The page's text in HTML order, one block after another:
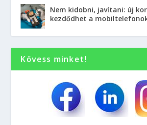
Nem kidobni, javítani: új
kezdődhet a
Kövess minket!